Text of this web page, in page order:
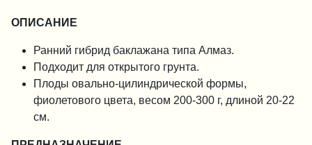
ОПИСАНИЕ
Ранний гибрид баклажана типа Алмаз.
Подходит для открытого грунта.
Плоды овально-цилиндрической формы,
фиолетового цвета, весом 200-300 г, длиной 20-22
см.